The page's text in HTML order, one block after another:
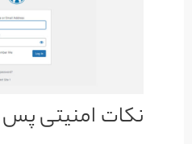
نکات امنیتی